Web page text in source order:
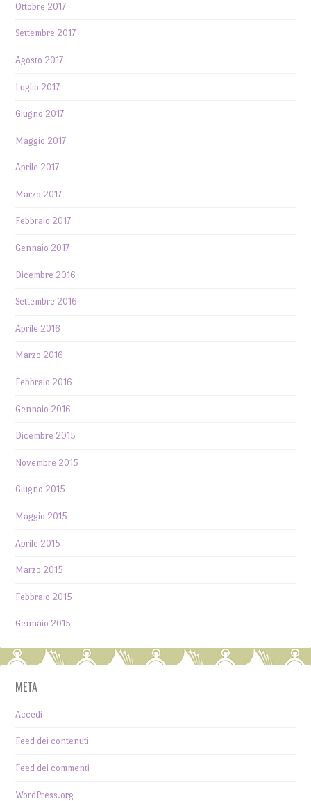
Ottobre 2017
Settembre 2017
Agosto 2017
Luglio 2017
Giugno 2017
Maggio 2017
Aprile 2017
Marzo 2017
Febbraio 2017
Gennaio 2017
Dicembre 2016
Settembre 2016
Aprile 2016
Marzo 2016
Febbraio 2016
Gennaio 2016
Dicembre 2015
Novembre 2015
Giugno 2015
Maggio 2015
Aprile 2015
Marzo 2015
Febbraio 2015
Gennaio 2015
META
Accedi
Feed dei contenuti
Feed dei commenti
WordPress.org